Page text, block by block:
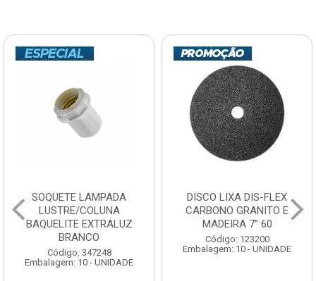
SOQUETE LAMPADA
LUSTRE/COLUNA
BAQUELITE EXTRALUZ
BRANCO
Código: 347248
Embalagem: 10 - UNIDADE
DISCO LIXA DIS-FLEX
CARBONO GRANITO E
MADEIRA 7” 60
Código: 123200
Embalagem: 10 - UNIDADE